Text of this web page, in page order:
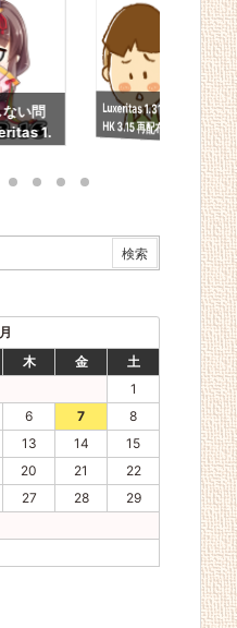
い問
1.
Luxeritas 1.31 ＆ WpT
HK 3.15 再配布（ごめ
木 金
土
1
6 7
8
13 14
15
20 21
22
27 28
29